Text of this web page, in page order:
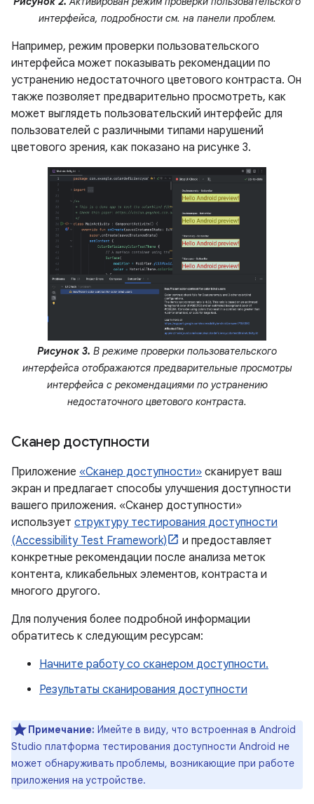
интерфейса, подробности см. на панели проблем.
Например, режим проверки пользовательского
интерфейса может показывать рекомендации по
устранению недостаточного цветового контраста. Он
также позволяет предварительно просмотреть, как
может выглядеть пользовательский интерфейс для
пользователей с различными типами нарушений
цветового зрения, как показано на рисунке 3.
Рисунок 3. В режиме проверки пользовательского
интерфейса отображаются предварительные просмотры
интерфейса с рекомендациями по устранению
недостаточного цветового контраста.
Сканер доступности
Приложение «Сканер доступности» сканирует ваш
экран и предлагает способы улучшения доступности
вашего приложения. «Сканер доступности»
использует структуру тестирования доступности
(Accessibility Test Framework)
и предоставляет
конкретные рекомендации после анализа меток
контента, кликабельных элементов, контраста и
многого другого.
Для получения более подробной информации
обратитесь к следующим ресурсам:
Начните работу со сканером доступности.
Результаты сканирования доступности
Примечание: Имейте в виду, что встроенная в Android
Studio платформа тестирования доступности Android не
может обнаруживать проблемы, возникающие при работе
приложения на устройстве.